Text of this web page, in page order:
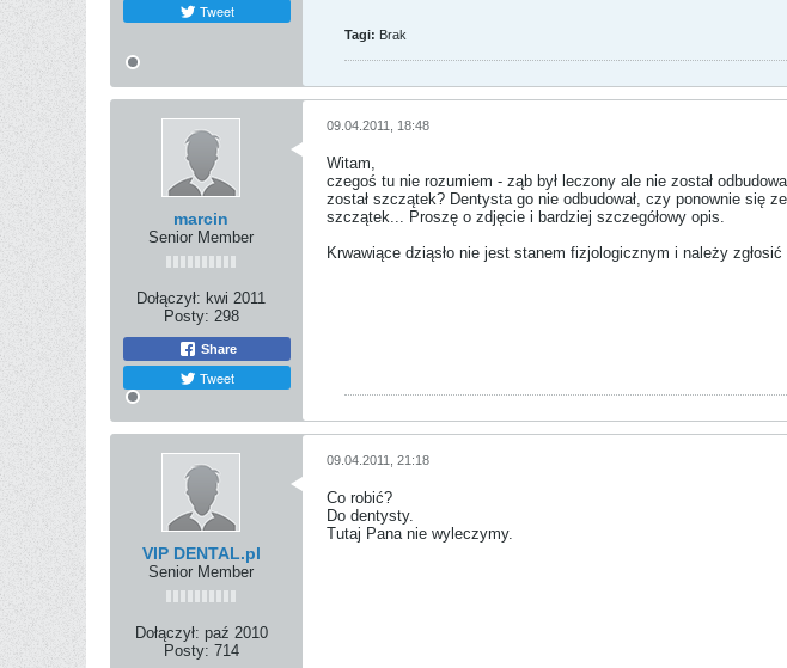
Tweet
Tagi: Brak
marcin
Senior Member
Dołączył: kwi 2011
Posty: 298
Share
Tweet
09.04.2011, 18:48
Witam,
czegoś tu nie rozumiem - ząb był leczony ale nie został
został szczątek? Dentysta go nie odbudował, czy ponownie się
szczątek... Proszę o zdjęcie i bardziej szczegółowy opis.
Krwawiące dziąsło nie jest stanem fizjologicznym i należy
VIP DENTAL.pl
Senior Member
Dołączył: paź 2010
Posty: 714
09.04.2011, 21:18
Co robić?
Do dentysty.
Tutaj Pana nie wyleczymy.